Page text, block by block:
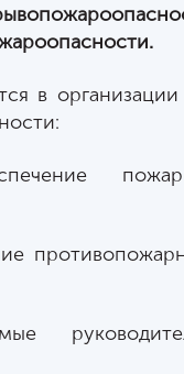
в организации